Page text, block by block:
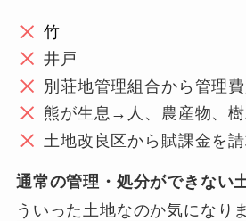
竹
井戸
別荘地管理組合から管理
熊が生息→人、農産物、
土地改良区から賦課金を
通常の管理・処分ができない
ういった土地なのか気になり